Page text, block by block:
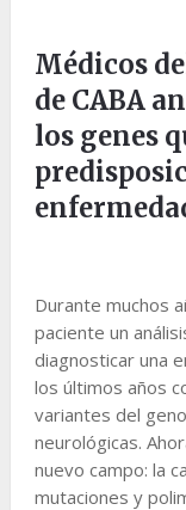
Médicos
de CABA
los genes
Durante muchos
paciente un
diagnosticar una
los últimos años
variantes del
neurológicas.
nuevo campo: la
mutaciones y